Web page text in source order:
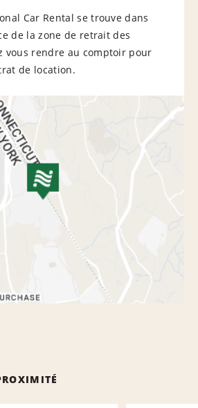
Car Rental se trouve dans
de la zone de retrait des
vous rendre au comptoir pour
de location.